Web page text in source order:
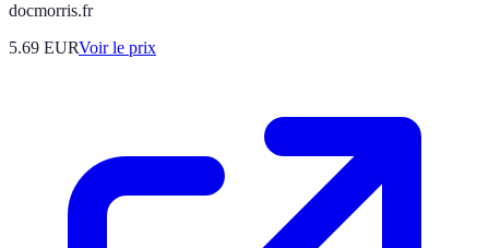
docmorris.fr
5.69 EURVoir le prix